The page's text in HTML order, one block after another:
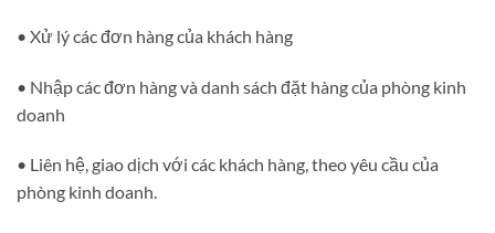
• Xử lý các đơn hàng của khách hàng
• Nhập các đơn hàng và danh sách đặt hàng của phòng kinh
doanh
• Liên hệ, giao dịch với các khách hàng, theo yêu cầu của
phòng kinh doanh.